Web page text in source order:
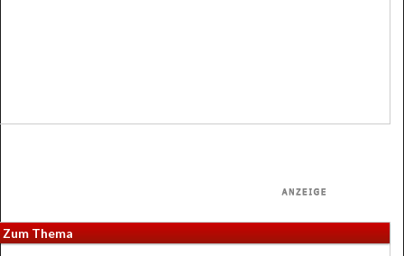
Zum Thema